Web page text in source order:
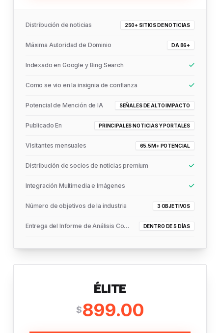
Distribución de noticias 250+ SITIOS DE NOTICIAS
Máxima Autoridad de Dominio DA 86+
Indexado en Google y Bing Search
Como se vio en la insignia de confianza
Potencial de Mención de IA SEÑALES DE ALTO IMPACTO
Publicado En PRINCIPALES NOTICIAS Y PORTALES
Visitantes mensuales 65.5M+ POTENCIAL
Distribución de socios de noticias premium
Integración Multimedia e Imágenes
Número de objetivos de la industria 3 OBJETIVOS
Entrega del Informe de Análisis Completo DENTRO DE 5 DÍAS
ÉLITE
$899.00